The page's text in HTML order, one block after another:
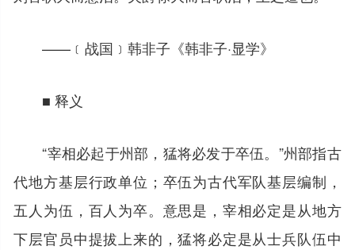
——﹝战国﹞韩非子《韩非子·显学》
■ 释义
“宰相必起于州部，猛将必发于卒伍。”州部指古
代地方基层行政单位；卒伍为古代军队基层编制，
五人为伍，百人为卒。意思是，宰相必定是从地方
下层官员中提拔上来的，猛将必定是从士兵队伍中